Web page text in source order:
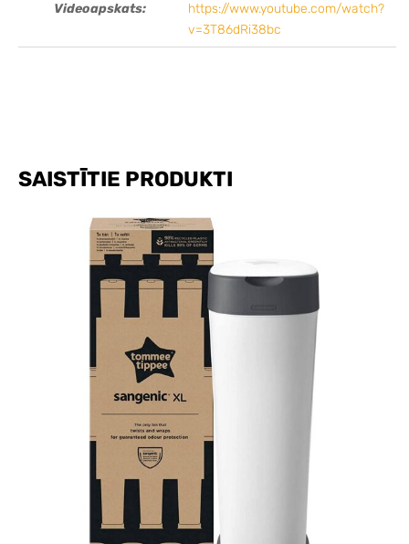
Videoapskats:
https://www.youtube.com/watch?
v=3T86dRi38bc
SAISTĪTIE PRODUKTI